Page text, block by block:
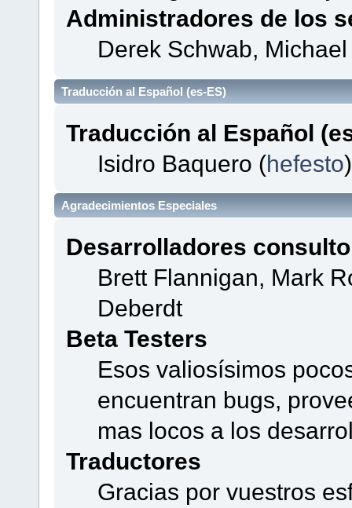
Administradores de los
Derek Schwab,
Traducción al Español (es-ES)
Traducción al Español
Isidro Baquero (hefesto)
Agradecimientos Especiales
Desarrolladores
Brett Flannigan, Mark
Deberdt
Beta Testers
Esos valiosísimos
encuentran bugs,
mas locos a los
Traductores
Gracias por vuestros